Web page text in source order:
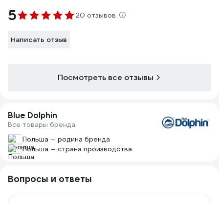
5 20 отзывов
Написать отзыв
Посмотреть все отзывы
Blue Dolphin
Все товары бренда
Польша — родина бренда
Польша — страна производства
Вопросы и ответы